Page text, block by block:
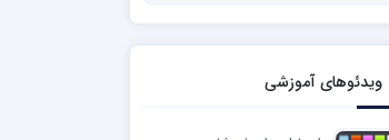
ویدئوهای آموزشی